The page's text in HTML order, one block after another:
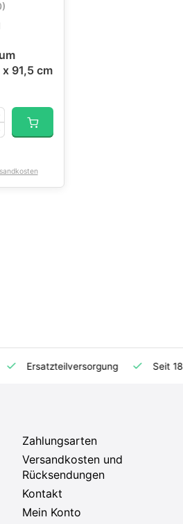
91,5 cm
Ersatzteilversorgung Seit 18
Zahlungsarten
Versandkosten und
Rücksendungen
Kontakt
Mein Konto